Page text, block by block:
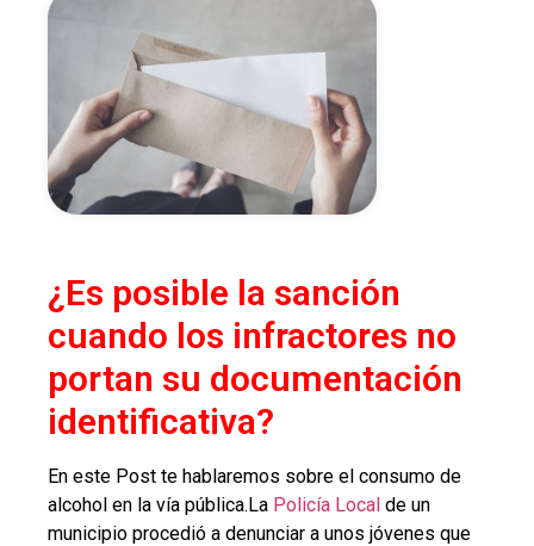
¿Es posible la sanción
cuando los infractores no
portan su documentación
identificativa?
En este Post te hablaremos sobre el consumo de
alcohol en la vía pública.La Policía Local de un
municipio procedió a denunciar a unos jóvenes que